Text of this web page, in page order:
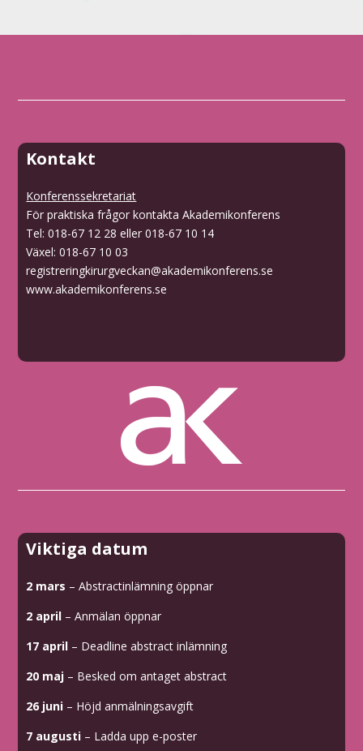
Kontakt
Konferenssekretariat
För praktiska frågor kontakta Akademikonferens
Tel: 018-67 12 28 eller 018-67 10 14
Växel: 018-67 10 03
registreringkirurgveckan@akademikonferens.se
www.akademikonferens.se
Viktiga datum
2 mars – Abstractinlämning öppnar
2 april – Anmälan öppnar
17 april – Deadline abstract inlämning
20 maj – Besked om antaget abstract
26 juni – Höjd anmälningsavgift
7 augusti – Ladda upp e-poster